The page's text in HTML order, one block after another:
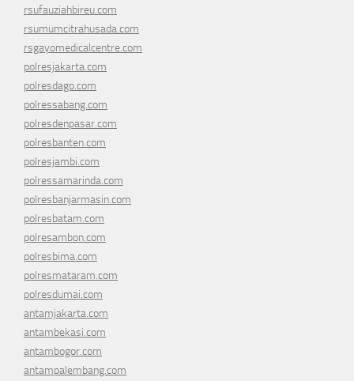
rsufauziahbireu.com
rsumumcitrahusada.com
rsgayomedicalcentre.com
polresjakarta.com
polresdago.com
polressabang.com
polresdenpasar.com
polresbanten.com
polresjambi.com
polressamarinda.com
polresbanjarmasin.com
polresbatam.com
polresambon.com
polresbima.com
polresmataram.com
polresdumai.com
antamjakarta.com
antambekasi.com
antambogor.com
antampalembang.com